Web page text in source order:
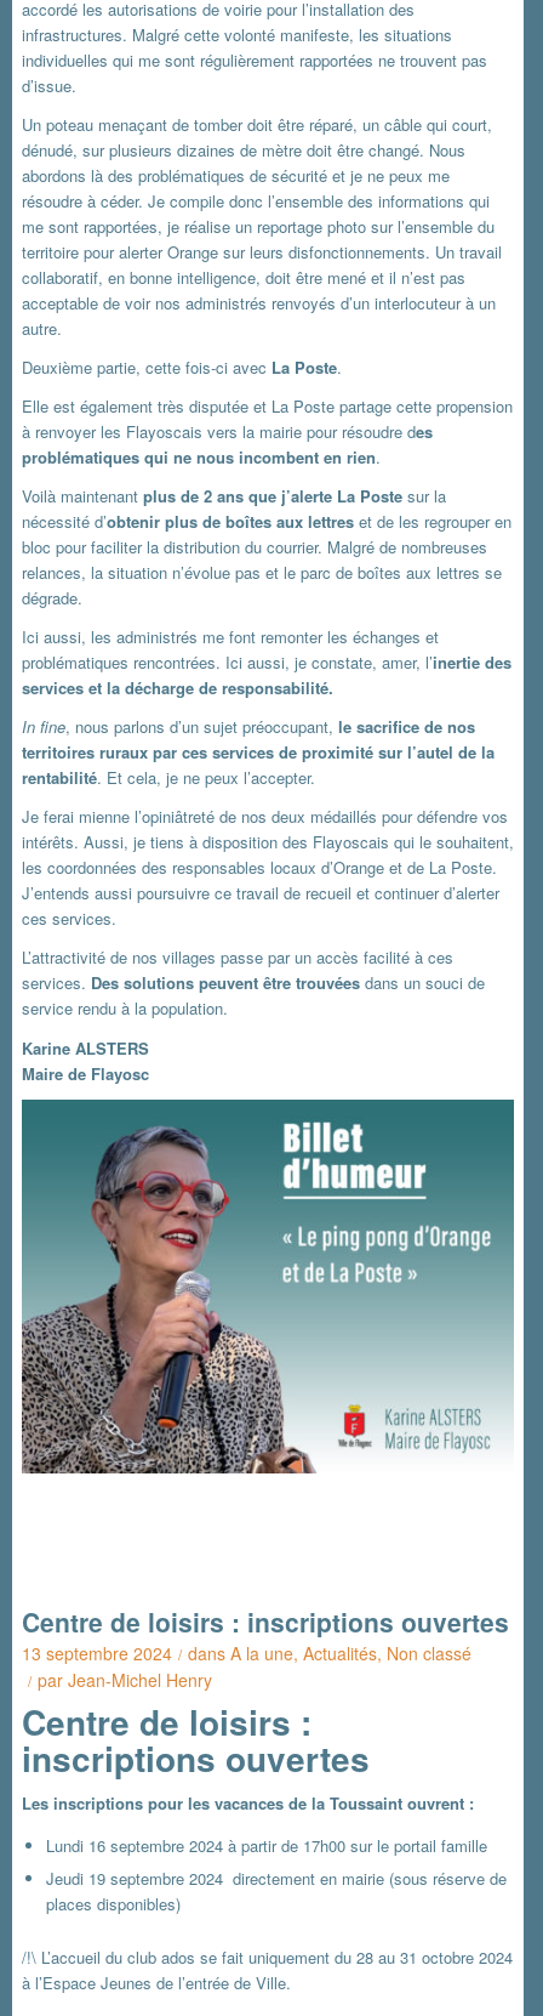
accordé les autorisations de voirie pour l’installation des
infrastructures. Malgré cette volonté manifeste, les situations
individuelles qui me sont régulièrement rapportées ne trouvent pas
d’issue.
Un poteau menaçant de tomber doit être réparé, un câble qui court,
dénudé, sur plusieurs dizaines de mètre doit être changé. Nous
abordons là des problématiques de sécurité et je ne peux me
résoudre à céder. Je compile donc l’ensemble des informations qui
me sont rapportées, je réalise un reportage photo sur l’ensemble du
territoire pour alerter Orange sur leurs disfonctionnements. Un travail
collaboratif, en bonne intelligence, doit être mené et il n’est pas
acceptable de voir nos administrés renvoyés d’un interlocuteur à un
autre.
Deuxième partie, cette fois-ci avec La Poste.
Elle est également très disputée et La Poste partage cette propension
à renvoyer les Flayoscais vers la mairie pour résoudre des
problématiques qui ne nous incombent en rien.
Voilà maintenantplus de 2 ans que j’alerte La Poste sur la
nécessité d’obtenir plus de boîtes aux lettres et de les regrouper en
bloc pour faciliter la distribution du courrier. Malgré de nombreuses
relances, la situation n’évolue pas et le parc de boîtes aux lettres se
dégrade.
Ici aussi, les administrés me font remonter les échanges et
problématiques rencontrées. Ici aussi, je constate, amer, l’inertie des
services et la décharge de responsabilité.
In fine, nous parlons d’un sujet préoccupant,le sacrifice de nos
territoires ruraux par ces services de proximité sur l’autel de la
rentabilité. Et cela, je ne peux l’accepter.
Je ferai mienne l’opiniâtreté de nos deux médaillés pour défendre vos
intérêts. Aussi, je tiens à disposition des Flayoscais qui le souhaitent,
les coordonnées des responsables locaux d’Orange et de La Poste.
J’entends aussi poursuivre ce travail de recueil et continuer d’alerter
ces services.
L’attractivité de nos villages passe par un accès facilité à ces
services. Des solutions peuvent être trouvées dans un souci de
service rendu à la population.
Karine ALSTERS
Maire de Flayosc
Centre de loisirs : inscriptions ouvertes
13 septembre 2024 / dansA la une,Actualités, Non classé
/ parJean-Michel Henry
Centre de loisirs :
inscriptions ouvertes
Les inscriptions pour les vacances de la Toussaint ouvrent :
Lundi 16 septembre 2024 à partir de 17h00 sur le portail famille
Jeudi 19 septembre 2024 directement en mairie (sous réserve de
places disponibles)
/!\ L’accueil du club ados se fait uniquement du 28 au 31 octobre 2024
à l’Espace Jeunes de l’entrée de Ville.